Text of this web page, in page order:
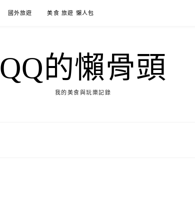
國外旅遊 美食 旅遊 懶人包
QQ的懶骨頭
我的美食與玩樂記錄